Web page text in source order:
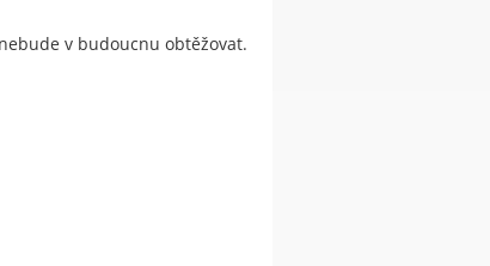
v budoucnu obtěžovat.